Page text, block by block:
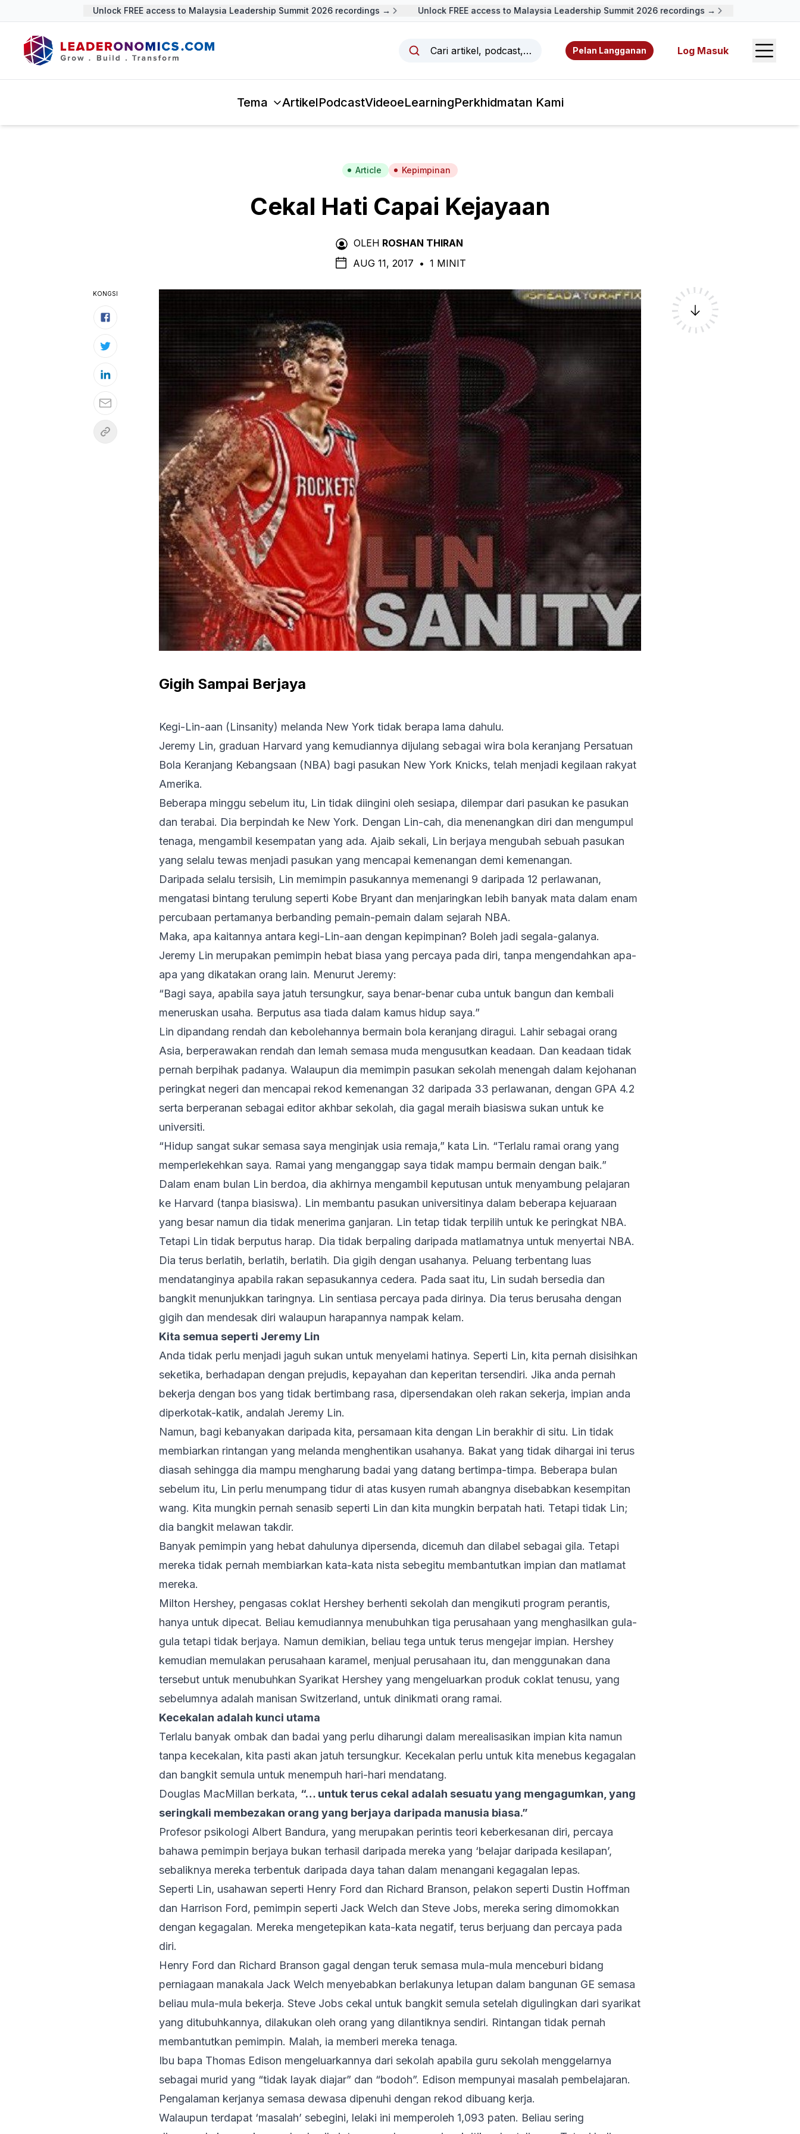
Unlock FREE access to Malaysia Leadership Summit 2026 recordings → Unlock FREE access to Malaysia Leadership Summit 2026 recordings →
Cari artikel, podcast, video, sumber rujukan, dan pengarang.
Pelan Langganan Log Masuk Open
Tema ArtikelPodcastVideoeLearningPerkhidmatan Kami
Article Kepimpinan
Cekal Hati Capai Kejayaan
OLEH ROSHAN THIRAN
AUG 11, 2017 • 1 MINIT
Gigih Sampai Berjaya
Kegi-Lin-aan (Linsanity) melanda New York tidak berapa lama dahulu.
Jeremy Lin, graduan Harvard yang kemudiannya dijulang sebagai wira bola keranjang Persatuan
Bola Keranjang Kebangsaan (NBA) bagi pasukan New York Knicks, telah menjadi kegilaan rakyat
Amerika.
Beberapa minggu sebelum itu, Lin tidak diingini oleh sesiapa, dilempar dari pasukan ke pasukan
dan terabai. Dia berpindah ke New York. Dengan Lin-cah, dia menenangkan diri dan mengumpul
tenaga, mengambil kesempatan yang ada. Ajaib sekali, Lin berjaya mengubah sebuah pasukan
yang selalu tewas menjadi pasukan yang mencapai kemenangan demi kemenangan.
Daripada selalu tersisih, Lin memimpin pasukannya memenangi 9 daripada 12 perlawanan,
mengatasi bintang terulung seperti Kobe Bryant dan menjaringkan lebih banyak mata dalam enam
percubaan pertamanya berbanding pemain-pemain dalam sejarah NBA.
Maka, apa kaitannya antara kegi-Lin-aan dengan kepimpinan? Boleh jadi segala-galanya.
Jeremy Lin merupakan pemimpin hebat biasa yang percaya pada diri, tanpa mengendahkan apa-
apa yang dikatakan orang lain. Menurut Jeremy:
“Bagi saya, apabila saya jatuh tersungkur, saya benar-benar cuba untuk bangun dan kembali
meneruskan usaha. Berputus asa tiada dalam kamus hidup saya.”
Lin dipandang rendah dan kebolehannya bermain bola keranjang diragui. Lahir sebagai orang
Asia, berperawakan rendah dan lemah semasa muda mengusutkan keadaan. Dan keadaan tidak
pernah berpihak padanya. Walaupun dia memimpin pasukan sekolah menengah dalam kejohanan
peringkat negeri dan mencapai rekod kemenangan 32 daripada 33 perlawanan, dengan GPA 4.2
serta berperanan sebagai editor akhbar sekolah, dia gagal meraih biasiswa sukan untuk ke
universiti.
“Hidup sangat sukar semasa saya menginjak usia remaja,” kata Lin. “Terlalu ramai orang yang
memperlekehkan saya. Ramai yang menganggap saya tidak mampu bermain dengan baik.”
Dalam enam bulan Lin berdoa, dia akhirnya mengambil keputusan untuk menyambung pelajaran
ke Harvard (tanpa biasiswa). Lin membantu pasukan universitinya dalam beberapa kejuaraan
yang besar namun dia tidak menerima ganjaran. Lin tetap tidak terpilih untuk ke peringkat NBA.
Tetapi Lin tidak berputus harap. Dia tidak berpaling daripada matlamatnya untuk menyertai NBA.
Dia terus berlatih, berlatih, berlatih. Dia gigih dengan usahanya. Peluang terbentang luas
mendatanginya apabila rakan sepasukannya cedera. Pada saat itu, Lin sudah bersedia dan
bangkit menunjukkan taringnya. Lin sentiasa percaya pada dirinya. Dia terus berusaha dengan
gigih dan mendesak diri walaupun harapannya nampak kelam.
Kita semua seperti Jeremy Lin
Anda tidak perlu menjadi jaguh sukan untuk menyelami hatinya. Seperti Lin, kita pernah disisihkan
seketika, berhadapan dengan prejudis, kepayahan dan keperitan tersendiri. Jika anda pernah
bekerja dengan bos yang tidak bertimbang rasa, dipersendakan oleh rakan sekerja, impian anda
diperkotak-katik, andalah Jeremy Lin.
Namun, bagi kebanyakan daripada kita, persamaan kita dengan Lin berakhir di situ. Lin tidak
membiarkan rintangan yang melanda menghentikan usahanya. Bakat yang tidak dihargai ini terus
diasah sehingga dia mampu mengharung badai yang datang bertimpa-timpa. Beberapa bulan
sebelum itu, Lin perlu menumpang tidur di atas kusyen rumah abangnya disebabkan kesempitan
wang. Kita mungkin pernah senasib seperti Lin dan kita mungkin berpatah hati. Tetapi tidak Lin;
dia bangkit melawan takdir.
Banyak pemimpin yang hebat dahulunya dipersenda, dicemuh dan dilabel sebagai gila. Tetapi
mereka tidak pernah membiarkan kata-kata nista sebegitu membantutkan impian dan matlamat
mereka.
Milton Hershey, pengasas coklat Hershey berhenti sekolah dan mengikuti program perantis,
hanya untuk dipecat. Beliau kemudiannya menubuhkan tiga perusahaan yang menghasilkan gula-
gula tetapi tidak berjaya. Namun demikian, beliau tega untuk terus mengejar impian. Hershey
kemudian memulakan perusahaan karamel, menjual perusahaan itu, dan menggunakan dana
tersebut untuk menubuhkan Syarikat Hershey yang mengeluarkan produk coklat tenusu, yang
sebelumnya adalah manisan Switzerland, untuk dinikmati orang ramai.
Kecekalan adalah kunci utama
Terlalu banyak ombak dan badai yang perlu diharungi dalam merealisasikan impian kita namun
tanpa kecekalan, kita pasti akan jatuh tersungkur. Kecekalan perlu untuk kita menebus kegagalan
dan bangkit semula untuk menempuh hari-hari mendatang.
Douglas MacMillan berkata, “… untuk terus cekal adalah sesuatu yang mengagumkan, yang
seringkali membezakan orang yang berjaya daripada manusia biasa.”
Profesor psikologi Albert Bandura, yang merupakan perintis teori keberkesanan diri, percaya
bahawa pemimpin berjaya bukan terhasil daripada mereka yang ‘belajar daripada kesilapan’,
sebaliknya mereka terbentuk daripada daya tahan dalam menangani kegagalan lepas.
Seperti Lin, usahawan seperti Henry Ford dan Richard Branson, pelakon seperti Dustin Hoffman
dan Harrison Ford, pemimpin seperti Jack Welch dan Steve Jobs, mereka sering dimomokkan
dengan kegagalan. Mereka mengetepikan kata-kata negatif, terus berjuang dan percaya pada
diri.
Henry Ford dan Richard Branson gagal dengan teruk semasa mula-mula menceburi bidang
perniagaan manakala Jack Welch menyebabkan berlakunya letupan dalam bangunan GE semasa
beliau mula-mula bekerja. Steve Jobs cekal untuk bangkit semula setelah digulingkan dari syarikat
yang ditubuhkannya, dilakukan oleh orang yang dilantiknya sendiri. Rintangan tidak pernah
membantutkan pemimpin. Malah, ia memberi mereka tenaga.
Ibu bapa Thomas Edison mengeluarkannya dari sekolah apabila guru sekolah menggelarnya
sebagai murid yang “tidak layak diajar” dan “bodoh”. Edison mempunyai masalah pembelajaran.
Pengalaman kerjanya semasa dewasa dipenuhi dengan rekod dibuang kerja.
Walaupun terdapat ‘masalah’ sebegini, lelaki ini memperoleh 1,093 paten. Beliau sering
KONGSI